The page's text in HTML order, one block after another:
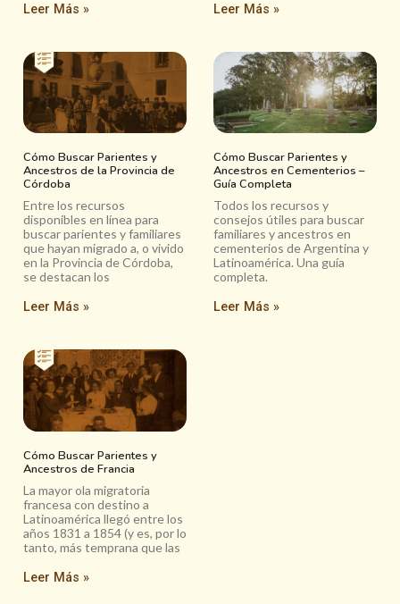
Leer Más »
Leer Más »
Cómo Buscar Parientes y
Ancestros de la Provincia de
Córdoba
Entre los recursos
disponibles en línea para
buscar parientes y familiares
que hayan migrado a, o vivido
en la Provincia de Córdoba,
se destacan los
Leer Más »
Cómo Buscar Parientes y
Ancestros en Cementerios –
Guía Completa
Todos los recursos y
consejos útiles para buscar
familiares y ancestros en
cementerios de Argentina y
Latinoamérica. Una guía
completa.
Leer Más »
Cómo Buscar Parientes y
Ancestros de Francia
La mayor ola migratoria
francesa con destino a
Latinoamérica llegó entre los
años 1831 a 1854 (y es, por lo
tanto, más temprana que las
Leer Más »